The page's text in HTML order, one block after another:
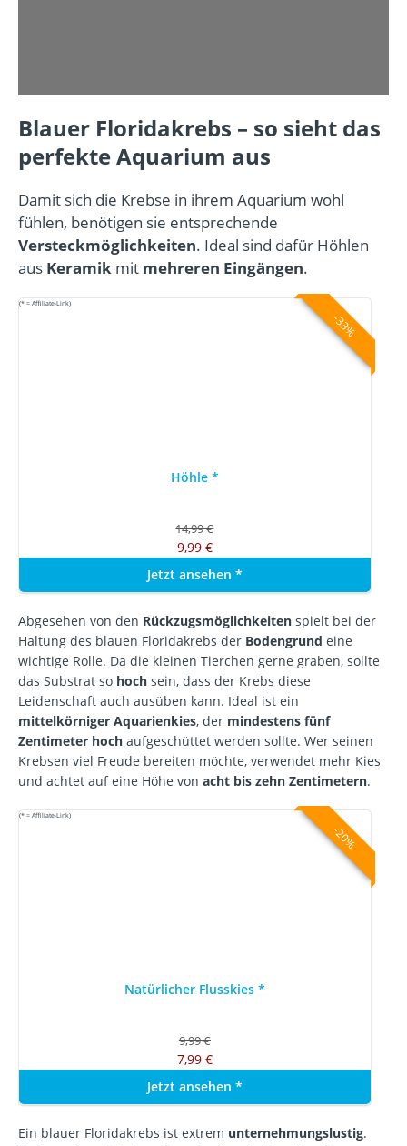
Blauer Floridakrebs – so sieht das
perfekte Aquarium aus
Damit sich die Krebse in ihrem Aquarium wohl
fühlen, benötigen sie entsprechende
Versteckmöglichkeiten. Ideal sind dafür Höhlen
aus Keramik mit mehreren Eingängen.
(* = Affiliate-Link)
-33%
Höhle *
14,99 €
9,99 €
Jetzt ansehen *
Abgesehen von den Rückzugsmöglichkeiten spielt bei der
Haltung des blauen Floridakrebs der Bodengrund eine
wichtige Rolle. Da die kleinen Tierchen gerne graben, sollte
das Substrat so hoch sein, dass der Krebs diese
Leidenschaft auch ausüben kann. Ideal ist ein
mittelkörniger Aquarienkies, der mindestens fünf
Zentimeter hoch aufgeschüttet werden sollte. Wer seinen
Krebsen viel Freude bereiten möchte, verwendet mehr Kies
und achtet auf eine Höhe von acht bis zehn Zentimetern.
(* = Affiliate-Link)
-20%
Natürlicher Flusskies *
9,99 €
7,99 €
Jetzt ansehen *
Ein blauer Floridakrebs ist extrem unternehmungslustig.